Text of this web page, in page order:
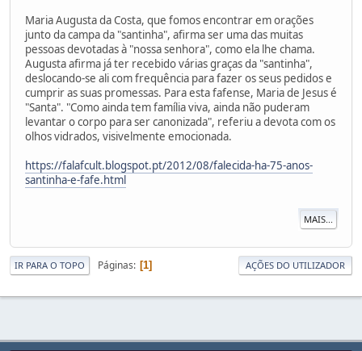
Maria Augusta da Costa, que fomos encontrar em orações
junto da campa da "santinha", afirma ser uma das muitas
pessoas devotadas à "nossa senhora", como ela lhe chama.
Augusta afirma já ter recebido várias graças da "santinha",
deslocando-se ali com frequência para fazer os seus pedidos e
cumprir as suas promessas. Para esta fafense, Maria de Jesus é
"Santa". "Como ainda tem família viva, ainda não puderam
levantar o corpo para ser canonizada", referiu a devota com os
olhos vidrados, visivelmente emocionada.
https://falafcult.blogspot.pt/2012/08/falecida-ha-75-anos-
santinha-e-fafe.html
MAIS...
IR PARA O TOPO Páginas 1 AÇÕES DO UTILIZADOR